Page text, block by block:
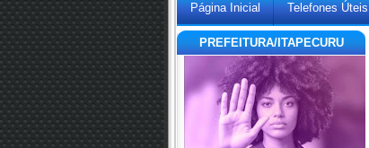
Página Inicial Telefones Úteis
PREFEITURA/ITAPECURU